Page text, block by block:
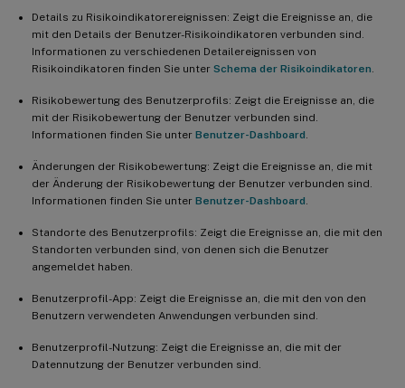
Details zu Risikoindikatorereignissen: Zeigt die Ereignisse an, die
mit den Details der Benutzer-Risikoindikatoren verbunden sind.
Informationen zu verschiedenen Detailereignissen von
Risikoindikatoren finden Sie unter Schema der Risikoindikatoren
Risikobewertung des Benutzerprofils: Zeigt die Ereignisse an, die
mit der Risikobewertung der Benutzer verbunden sind.
Informationen finden Sie unter Benutzer-Dashboard
Änderungen der Risikobewertung: Zeigt die Ereignisse an, die mit
der Änderung der Risikobewertung der Benutzer verbunden sind.
Informationen finden Sie unter Benutzer-Dashboard
Standorte des Benutzerprofils: Zeigt die Ereignisse an, die mit den
Standorten verbunden sind, von denen sich die Benutzer
angemeldet haben.
Benutzerprofil-App: Zeigt die Ereignisse an, die mit den von den
Benutzern verwendeten Anwendungen verbunden sind.
Benutzerprofil-Nutzung: Zeigt die Ereignisse an, die mit der
Datennutzung der Benutzer verbunden sind.